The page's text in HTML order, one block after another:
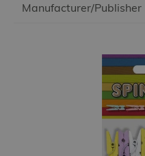
Manufacturer/Publisher